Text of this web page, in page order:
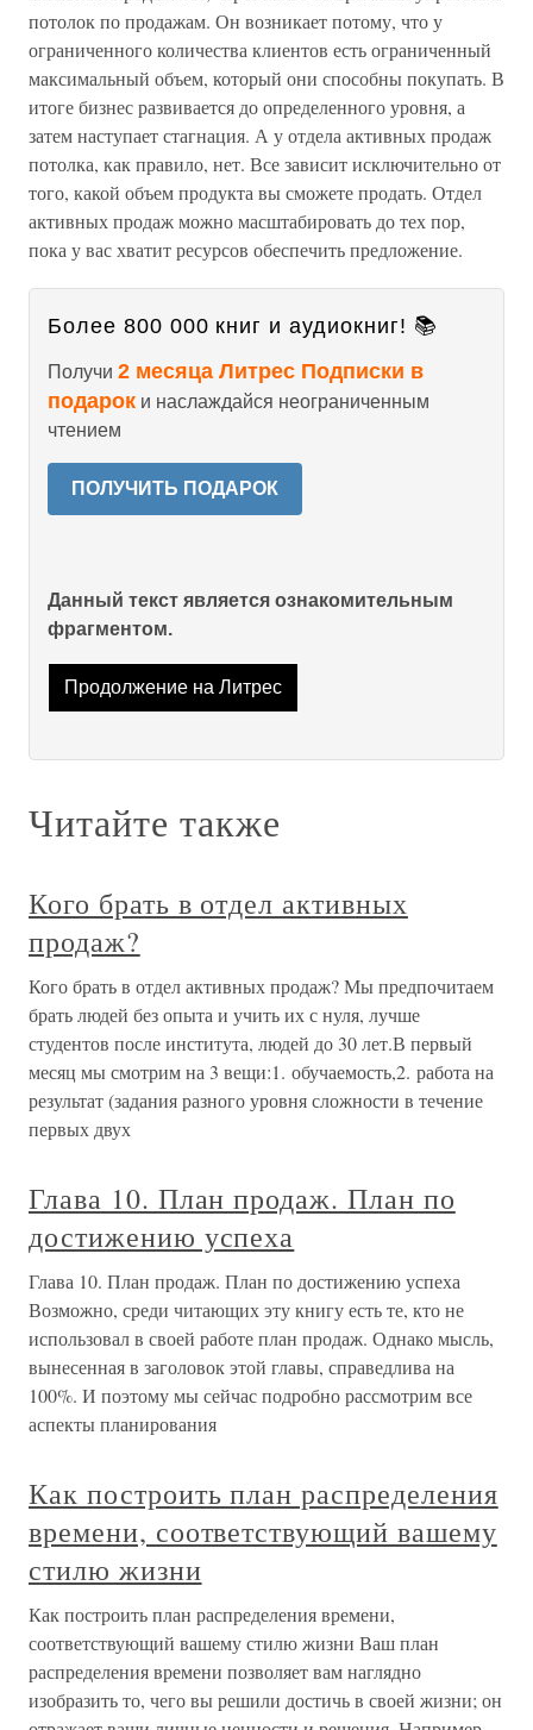
потолок по продажам. Он возникает потому, что у
ограниченного количества клиентов есть ограниченный
максимальный объем, который они способны покупать. В
итоге бизнес развивается до определенного уровня, а
затем наступает стагнация. А у отдела активных продаж
потолка, как правило, нет. Все зависит исключительно от
того, какой объем продукта вы сможете продать. Отдел
активных продаж можно масштабировать до тех пор,
пока у вас хватит ресурсов обеспечить предложение.
Более 800 000 книг и аудиокниг! 📚
Получи 2 месяца Литрес Подписки в
подарок и наслаждайся неограниченным
чтением
ПОЛУЧИТЬ ПОДАРОК
Данный текст является ознакомительным
фрагментом.
Продолжение на Литрес
Читайте также
Кого брать в отдел активных
продаж?
Кого брать в отдел активных продаж? Мы предпочитаем
брать людей без опыта и учить их с нуля, лучше
студентов после института, людей до 30 лет.В первый
месяц мы смотрим на 3 вещи:1. обучаемость,2. работа на
результат (задания разного уровня сложности в течение
первых двух
Глава 10. План продаж. План по
достижению успеха
Глава 10. План продаж. План по достижению успеха
Возможно, среди читающих эту книгу есть те, кто не
использовал в своей работе план продаж. Однако мысль,
вынесенная в заголовок этой главы, справедлива на
100%. И поэтому мы сейчас подробно рассмотрим все
аспекты планирования
Как построить план распределения
времени, соответствующий вашему
стилю жизни
Как построить план распределения времени,
соответствующий вашему стилю жизни Ваш план
распределения времени позволяет вам наглядно
изобразить то, чего вы решили достичь в своей жизни; он